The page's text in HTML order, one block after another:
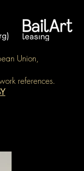
Union,
references.